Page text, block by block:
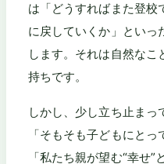
は「どうすればまた登校
に戻していくか」といっ
します。それは自然な
持ちです。
しかし、少し立ち止まっ
「そもそも子どもにとっ
「私たち親が望む“幸せ